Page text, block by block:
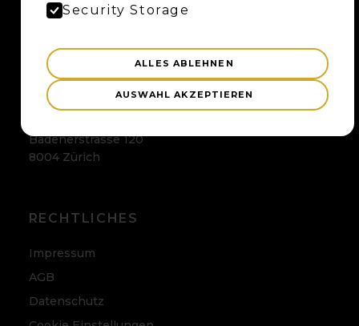
Uferweg 15
ZÜRICH
Badenerstrasse 120
8004 Zürich
RECHTLICHES
Impressum
AGB
Datenschutz
Security Storage
ALLES ABLEHNEN
AUSWAHL AKZEPTIEREN